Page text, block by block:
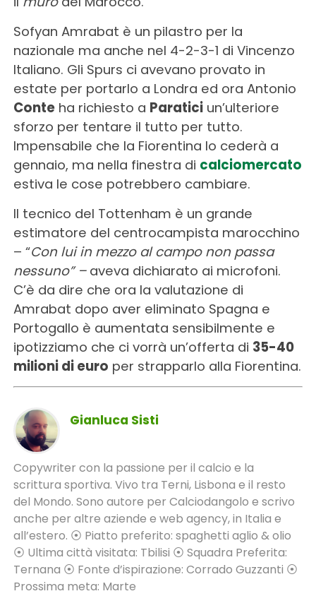
Sofyan Amrabat è un pilastro per la
nazionale ma anche nel 4-2-3-1 di Vincenzo
Italiano. Gli Spurs ci avevano provato in
estate per portarlo a Londra ed ora Antonio
Conteha richiesto a Paraticiun’ulteriore
sforzo per tentare il tutto per tutto.
Impensabile che la Fiorentina lo cederà a
gennaio, ma nella finestra di calciomercato
estiva le cose potrebbero cambiare.
Il tecnico del Tottenham è un grande
estimatore del centrocampista marocchino
– “Con lui in mezzo al campo non passa
nessuno” – aveva dichiarato ai microfoni.
C’è da dire che ora la valutazione di
Amrabat dopo aver eliminato Spagna e
Portogallo è aumentata sensibilmente e
ipotizziamo che ci vorrà un’offerta di 35-40
milioni di euro per strapparlo alla Fiorentina.
Gianluca Sisti
Copywriter con la passione per il calcio e la
scrittura sportiva. Vivo tra Terni, Lisbona e il resto
del Mondo. Sono autore per Calciodangolo e scrivo
anche per altre aziende e web agency, in Italia e
all’estero. ⦿ Piatto preferito: spaghetti aglio & olio
⦿ Ultima città visitata: Tbilisi ⦿ Squadra Preferita:
Ternana ⦿ Fonte d’ispirazione: Corrado Guzzanti ⦿
Prossima meta: Marte